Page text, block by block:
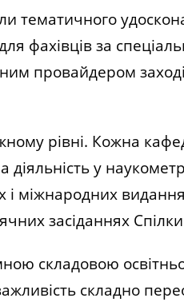
фахівців за
провайдером
рівні. Кожна
у
і міжнародних
засіданнях
складовою
складно